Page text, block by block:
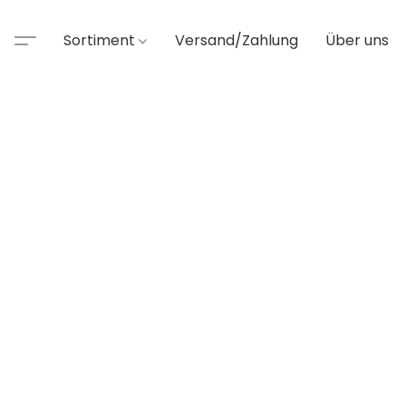
Sortiment Versand/Zahlung Über uns